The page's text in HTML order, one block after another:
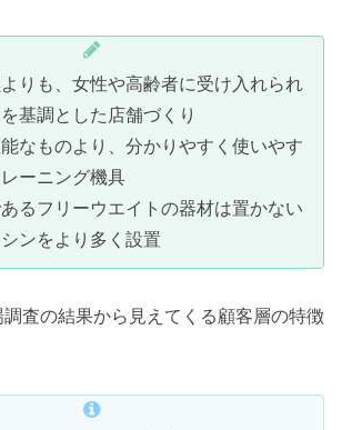
よりも、女性や高齢者に受け入れられ
基調とした店舗づくり
なものより、分かりやすく使いやす
ーニング機具
るフリーウエイトの器材は置かない
ンをより多く設置
査の結果から見えてくる顧客層の特徴